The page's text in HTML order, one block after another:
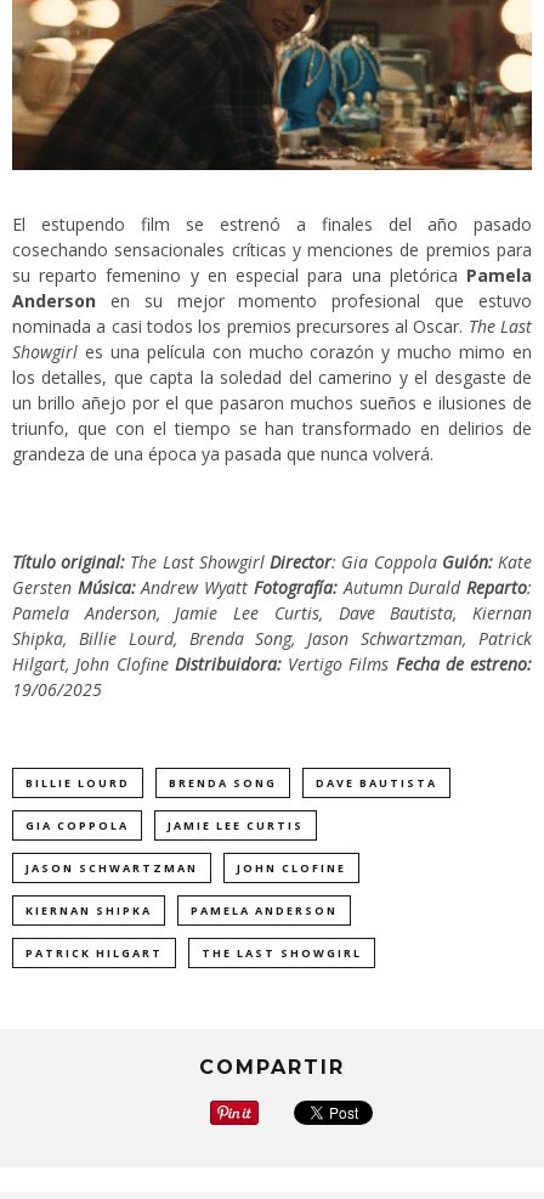
El estupendo film se estrenó a finales del año pasado
cosechando sensacionales críticas y menciones de premios para
su reparto femenino y en especial para una pletórica Pamela
Anderson en su mejor momento profesional que estuvo
nominada a casi todos los premios precursores al Oscar. The Last
Showgirl es una película con mucho corazón y mucho mimo en
los detalles, que capta la soledad del camerino y el desgaste de
un brillo añejo por el que pasaron muchos sueños e ilusiones de
triunfo, que con el tiempo se han transformado en delirios de
grandeza de una época ya pasada que nunca volverá.
Título original: The Last ShowgirlDirector: Gia Coppola Guión:Kate
Gersten Música:Andrew Wyatt Fotografía:Autumn DuraldReparto:
Pamela Anderson, Jamie Lee Curtis, Dave Bautista, Kiernan
Shipka, Billie Lourd, Brenda Song, Jason Schwartzman, Patrick
Hilgart, John Clofine Distribuidora: Vertigo Films Fecha de estreno:
19/06/2025
BILLIE LOURD BRENDA SONG DAVE BAUTISTA
GIA COPPOLA JAMIE LEE CURTIS
JASON SCHWARTZMAN JOHN CLOFINE
KIERNAN SHIPKA PAMELA ANDERSON
PATRICK HILGART THE LAST SHOWGIRL
COMPARTIR